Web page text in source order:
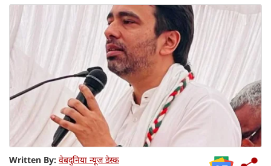
Written By: वेबदुनिया न्यूज डेस्क